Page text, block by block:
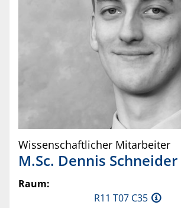
Wissenschaftlicher Mitarbeiter
M.Sc. Dennis Schneider
Raum:
R11 T07 C35